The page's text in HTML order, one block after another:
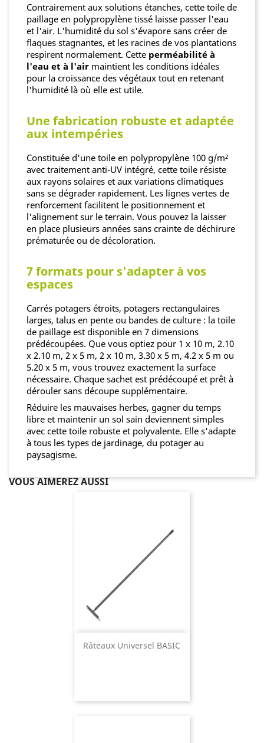
Contrairement aux solutions étanches, cette toile de
paillage en polypropylène tissé laisse passer l'eau
et l'air. L'humidité du sol s'évapore sans créer de
flaques stagnantes, et les racines de vos plantations
respirent normalement. Cette perméabilité à
l'eau et à l'air maintient les conditions idéales
pour la croissance des végétaux tout en retenant
l'humidité là où elle est utile.
Une fabrication robuste et adaptée
aux intempéries
Constituée d'une toile en polypropylène 100 g/m²
avec traitement anti-UV intégré, cette toile résiste
aux rayons solaires et aux variations climatiques
sans se dégrader rapidement. Les lignes vertes de
renforcement facilitent le positionnement et
l'alignement sur le terrain. Vous pouvez la laisser
en place plusieurs années sans crainte de déchirure
prématurée ou de décoloration.
7 formats pour s'adapter à vos
espaces
Carrés potagers étroits, potagers rectangulaires
larges, talus en pente ou bandes de culture : la toile
de paillage est disponible en 7 dimensions
prédécoupées. Que vous optiez pour 1 x 10 m, 2.10
x 2.10 m, 2 x 5 m, 2 x 10 m, 3.30 x 5 m, 4.2 x 5 m ou
5.20 x 5 m, vous trouvez exactement la surface
nécessaire. Chaque sachet est prédécoupé et prêt à
dérouler sans découpe supplémentaire.
Réduire les mauvaises herbes, gagner du temps
libre et maintenir un sol sain deviennent simples
avec cette toile robuste et polyvalente. Elle s'adapte
à tous les types de jardinage, du potager au
paysagisme.
VOUS AIMEREZ AUSSI
Râteaux Universel BASIC